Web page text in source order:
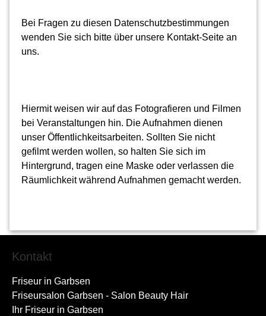
Bei Fragen zu diesen Datenschutzbestimmungen
wenden Sie sich bitte über unsere Kontakt-Seite an
uns.
Hiermit weisen wir auf das Fotografieren und Filmen
bei Veranstaltungen hin. Die Aufnahmen dienen
unser Öffentlichkeitsarbeiten. Sollten Sie nicht
gefilmt werden wollen, so halten Sie sich im
Hintergrund, tragen eine Maske oder verlassen die
Räumlichkeit während Aufnahmen gemacht werden.
Kontakt
Friseur in Garbsen
Friseursalon Garbsen - Salon Beauty Hair
Ihr Friseur in Garbsen